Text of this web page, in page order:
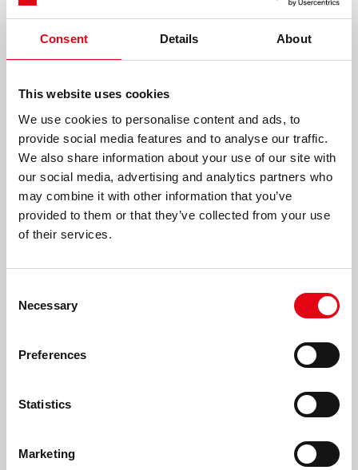
Consent Details About
This website uses cookies
We use cookies to personalise content and ads, to
provide social media features and to analyse our traffic.
We also share information about your use of our site with
our social media, advertising and analytics partners who
may combine it with other information that you’ve
provided to them or that they’ve collected from your use
of their services.
Selection
Necessary
Preferences
Statistics
Marketing